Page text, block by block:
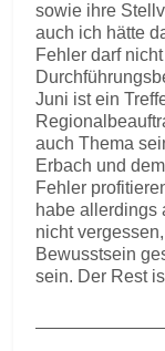
sowie ihre
auch ich hätte
Fehler darf
Juni ist ein
auch Thema
Erbach und
Fehler
habe allerdings
nicht
Bewusstsein
sein. Der Rest